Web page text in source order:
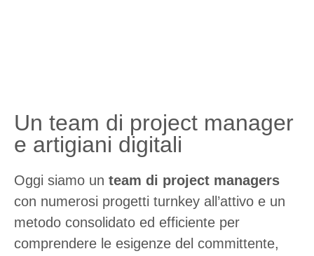
Un team di project manager
e artigiani digitali
Oggi siamo un team di project managers
con numerosi progetti turnkey all’attivo e un
metodo consolidato ed efficiente per
comprendere le esigenze del committente,